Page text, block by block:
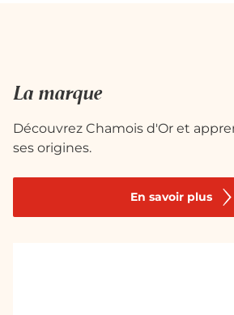
La marque
Découvrez Chamois d'Or et
ses origines.
En savoir plus